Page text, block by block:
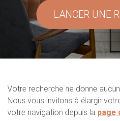
LANCER UNE
Votre recherche ne donne
Nous vous invitons à élargir
votre navigation depuis la page